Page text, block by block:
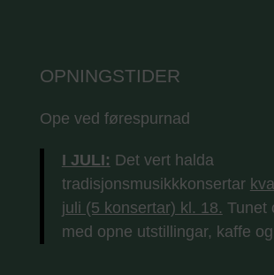
OPNINGSTIDER
Ope ved førespurnad
I JULI: Det vert halda
tradisjonsmusikkkonsertar
juli (5 konsertar) kl. 18. Tunet
med opne utstillingar, kaffe